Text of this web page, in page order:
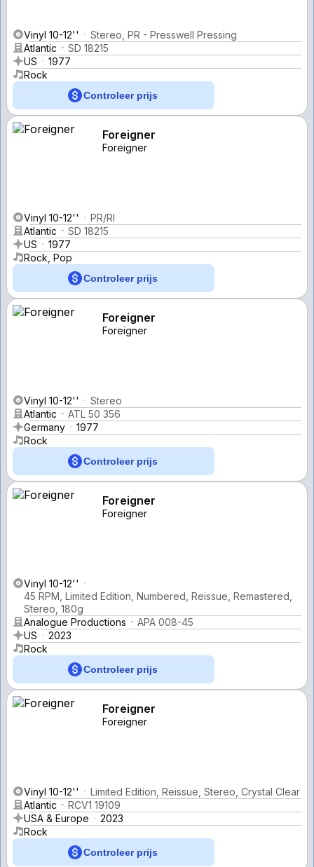
Vinyl 10-12''
Stereo, PR - Presswell Pressing
Atlantic
SD 18215
US
1977
Rock
Controleer prijs
Foreigner
Foreigner
Vinyl 10-12''
PR/RI
Atlantic
SD 18215
US
1977
Rock, Pop
Controleer prijs
Foreigner
Foreigner
Vinyl 10-12''
Stereo
Atlantic
ATL 50 356
Germany
1977
Rock
Controleer prijs
Foreigner
Foreigner
Vinyl 10-12''
45 RPM, Limited Edition, Numbered, Reissue, Remastered,
Stereo, 180g
Analogue Productions
APA 008-45
US
2023
Rock
Controleer prijs
Foreigner
Foreigner
Vinyl 10-12''
Limited Edition, Reissue, Stereo, Crystal Clear
Atlantic
RCV1 19109
USA & Europe
2023
Rock
Controleer prijs